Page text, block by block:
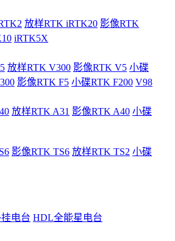
放样RTK iRTK20 影像RTK
iRTK5X
放样RTK V300 影像RTK V5 小碟
影像RTK F5 小碟RTK F200 V98
放样RTK A31 影像RTK A40 小碟
影像RTK TS6 放样RTK TS2 小碟
电台 HDL全能星电台